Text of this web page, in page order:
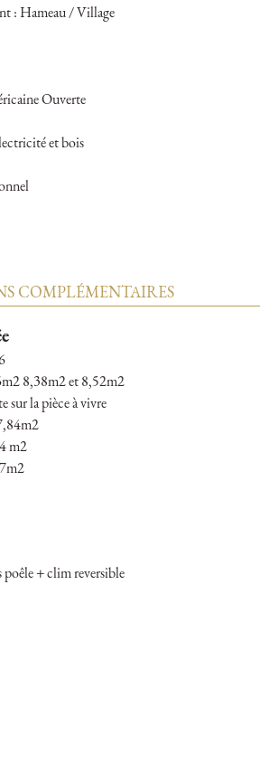
: Hameau / Village
Ouverte
et bois
COMPLÉMENTAIRES
8,38m2 et 8,52m2
sur la pièce à vivre
m2
+ clim reversible